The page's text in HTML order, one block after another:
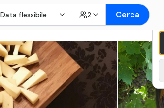
Data flessibile 2 Cerca